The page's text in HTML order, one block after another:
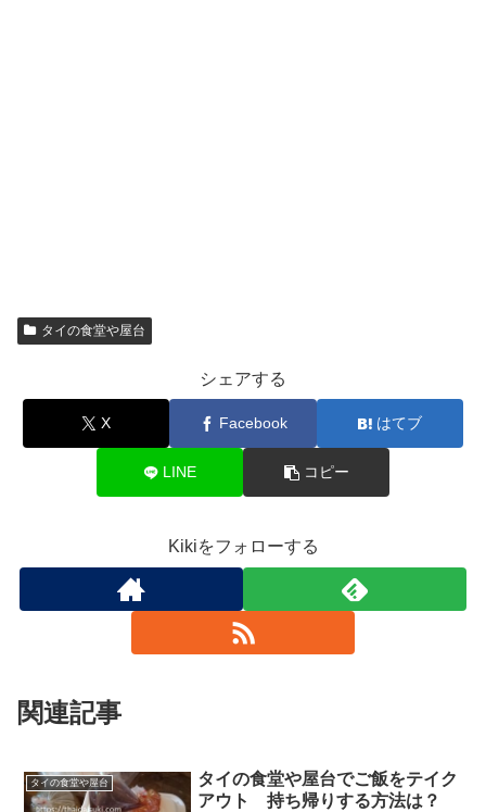
タイの食堂や屋台
シェアする
X Facebook はてブ
LINE コピー
Kikiをフォローする
関連記事
タイの食堂や屋台
タイの食堂や屋台でご飯をテイク
アウト 持ち帰りする方法は？